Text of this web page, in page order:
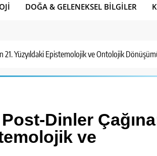
DOĞA & GELENEKSEL BILGILER
21. Yüzyıldaki Epistemolojik ve Ontolojik
Dinler
ve